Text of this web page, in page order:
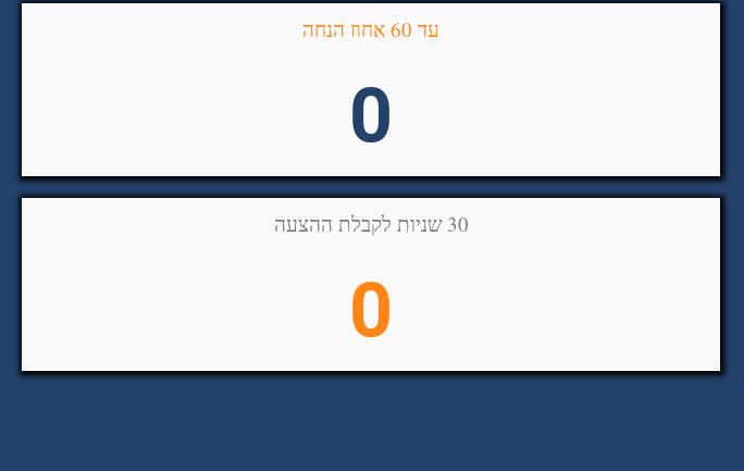
עד 60 אחוז הנחה
0
30 שניות לקבלת ההצעה
0